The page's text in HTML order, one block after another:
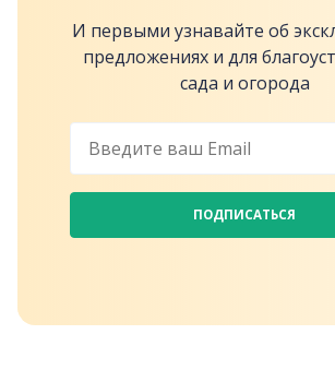
И первыми узнавайте об
предложениях и для
сада и огорода
ПОДПИСАТЬСЯ